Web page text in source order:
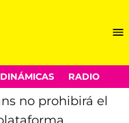
DINÁMICAS RADIO